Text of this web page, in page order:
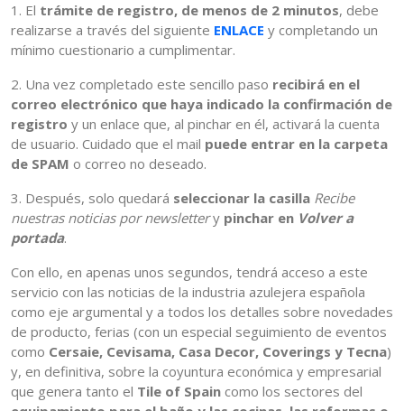
1. El trámite de registro, de menos de 2 minutos, debe
realizarse a través del siguiente ENLACE y completando un
mínimo cuestionario a cumplimentar.
2. Una vez completado este sencillo paso recibirá en el
correo electrónico que haya indicado la confirmación de
registro y un enlace que, al pinchar en él, activará la cuenta
de usuario. Cuidado que el mail puede entrar en la carpeta
de SPAM o correo no deseado.
3. Después, solo quedará seleccionar la casilla Recibe
nuestras noticias por newslettery pinchar en Volver a
portada.
Con ello, en apenas unos segundos, tendrá acceso a este
servicio con las noticias de la industria azulejera española
como eje argumental y a todos los detalles sobre novedades
de producto, ferias (con un especial seguimiento de eventos
como Cersaie, Cevisama, Casa Decor, Coverings y Tecna)
y, en definitiva, sobre la coyuntura económica y empresarial
que genera tanto el Tile of Spain como los sectores del